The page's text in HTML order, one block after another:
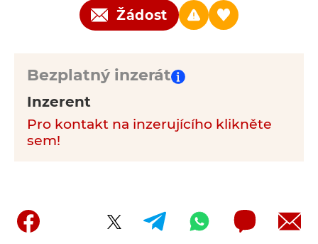
Žádost
Bezplatný inzerát
Inzerent
Pro kontakt na inzerujícího klikněte
sem!